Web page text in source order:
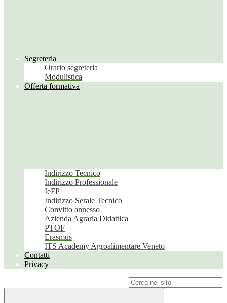
Segreteria
Orario segreteria
Modulistica
Offerta formativa
Indirizzo Tecnico
Indirizzo Professionale
IeFP
Indirizzo Serale Tecnico
Convitto annesso
Azienda Agraria Didattica
PTOF
Erasmus
ITS Academy Agroalimentare Veneto
Contatti
Privacy